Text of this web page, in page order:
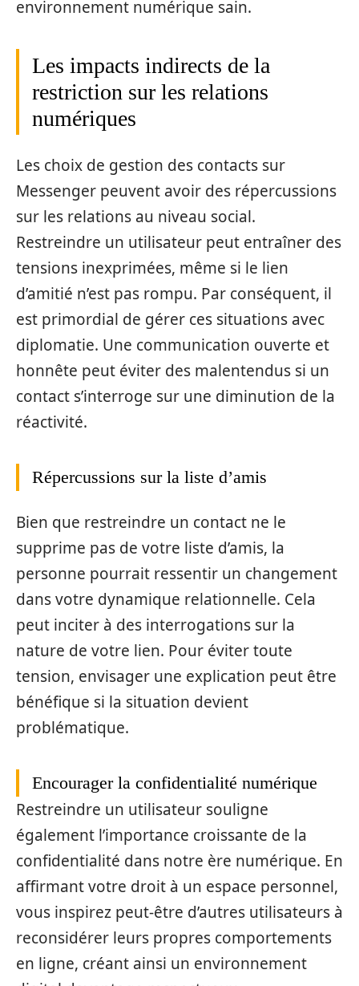
environnement numérique sain.
Les impacts indirects de la
restriction sur les relations
numériques
Les choix de gestion des contacts sur
Messenger peuvent avoir des répercussions
sur les relations au niveau social.
Restreindre un utilisateur peut entraîner des
tensions inexprimées, même si le lien
d’amitié n’est pas rompu. Par conséquent, il
est primordial de gérer ces situations avec
diplomatie. Une communication ouverte et
honnête peut éviter des malentendus si un
contact s’interroge sur une diminution de la
réactivité.
Répercussions sur la liste d’amis
Bien que restreindre un contact ne le
supprime pas de votre liste d’amis, la
personne pourrait ressentir un changement
dans votre dynamique relationnelle. Cela
peut inciter à des interrogations sur la
nature de votre lien. Pour éviter toute
tension, envisager une explication peut être
bénéfique si la situation devient
problématique.
Encourager la confidentialité numérique
Restreindre un utilisateur souligne
également l’importance croissante de la
confidentialité dans notre ère numérique. En
affirmant votre droit à un espace personnel,
vous inspirez peut-être d’autres utilisateurs à
reconsidérer leurs propres comportements
en ligne, créant ainsi un environnement